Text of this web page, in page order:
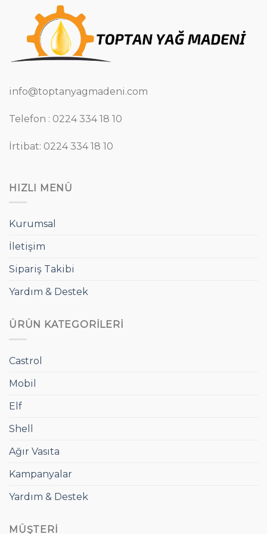
info@toptanyagmadeni.com
Telefon : 0224 334 18 10
İrtibat: 0224 334 18 10
HIZLI MENÜ
Kurumsal
İletişim
Sipariş Takibi
Yardım & Destek
ÜRÜN KATEGORILERI
Castrol
Mobil
Elf
Shell
Ağır Vasıta
Kampanyalar
Yardım & Destek
MÜŞTERI